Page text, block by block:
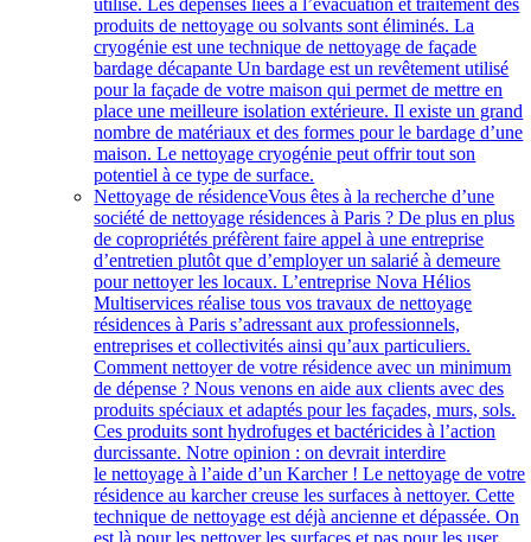
utilisé. Les dépenses liées à l’évacuation et traitement des
produits de nettoyage ou solvants sont éliminés. La
cryogénie est une technique de nettoyage de façade
bardage décapante Un bardage est un revêtement utilisé
pour la façade de votre maison qui permet de mettre en
place une meilleure isolation extérieure. Il existe un grand
nombre de matériaux et des formes pour le bardage d’une
maison. Le nettoyage cryogénie peut offrir tout son
potentiel à ce type de surface.
Nettoyage de résidenceVous êtes à la recherche d’une
société de nettoyage résidences à Paris ? De plus en plus
de copropriétés préfèrent faire appel à une entreprise
d’entretien plutôt que d’employer un salarié à demeure
pour nettoyer les locaux. L’entreprise Nova Hélios
Multiservices réalise tous vos travaux de nettoyage
résidences à Paris s’adressant aux professionnels,
entreprises et collectivités ainsi qu’aux particuliers.
Comment nettoyer de votre résidence avec un minimum
de dépense ? Nous venons en aide aux clients avec des
produits spéciaux et adaptés pour les façades, murs, sols.
Ces produits sont hydrofuges et bactéricides à l’action
durcissante. Notre opinion : on devrait interdire
le nettoyage à l’aide d’un Karcher ! Le nettoyage de votre
résidence au karcher creuse les surfaces à nettoyer. Cette
technique de nettoyage est déjà ancienne et dépassée. On
est là pour les nettoyer les surfaces et pas pour les user.